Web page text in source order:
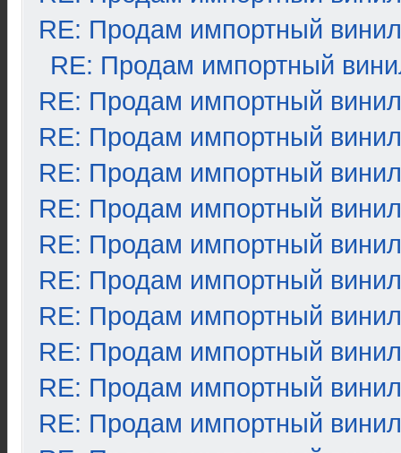
RE: Продам импортный винил
RE: Продам импортный
RE: Продам импортный винил
RE: Продам импортный винил
RE: Продам импортный винил
RE: Продам импортный винил
RE: Продам импортный винил
RE: Продам импортный винил
RE: Продам импортный винил
RE: Продам импортный винил
RE: Продам импортный винил
RE: Продам импортный винил